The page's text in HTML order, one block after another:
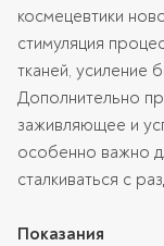
космецевтики
стимуляция
тканей, усиление
Дополнительно
заживляющее и
особенно важно
сталкиваться с
Показания